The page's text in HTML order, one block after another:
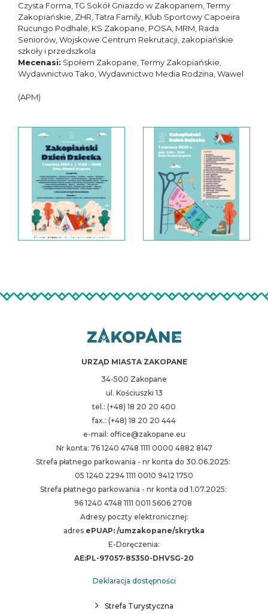
Czysta Forma, TG Sokół Gniazdo w Zakopanem, Termy
Zakopiańskie, ZHR, Tatra Family, Klub Sportowy Capoeira
Rucungo Podhale, KS Zakopane, POSA, MRM, Rada
Seniorów, Wojskowe Centrum Rekrutacji, zakopiańskie
szkoły i przedszkola
Mecenasi: Społem Zakopane, Termy Zakopiańskie,
Wydawnictwo Tako, Wydawnictwo Media Rodzina, Wawel
(APM)
URZĄD MIASTA ZAKOPANE
34-500 Zakopane
ul. Kościuszki 13
tel.: (+48) 18 20 20 400
fax.: (+48) 18 20 20 444
e-mail: office@zakopane.eu
Nr konta: 76 1240 4748 1111 0000 4882 8147
Strefa płatnego parkowania - nr konta do 30.06.2025:
05 1240 2294 1111 0010 9412 1750
Strefa płatnego parkowania - nr konta od 1.07.2025:
96 1240 4748 1111 0011 5606 2708
Adresy poczty elektronicznej:
adres ePUAP: /umzakopane/skrytka
E-Doręczenia:
AE:PL-97057-85350-DHVSG-20
Deklaracja dostępności
Strefa Turystyczna